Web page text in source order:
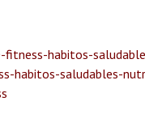
habitos-
habitos-saludables-